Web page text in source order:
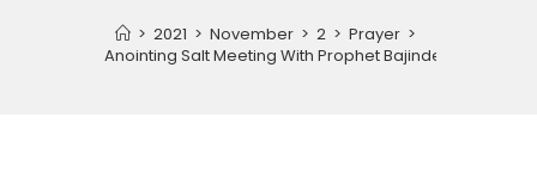
> 2021 > November > 2 > Prayer >
Special Anointing Salt Meeting With Prophet Bajinder Singh